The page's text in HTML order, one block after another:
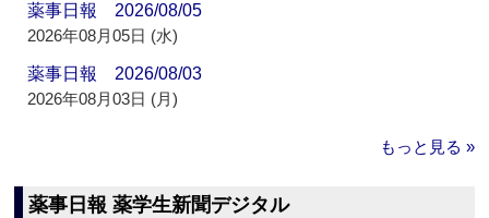
薬事日報 2026/08/05
2026年08月05日 (水)
薬事日報 2026/08/03
2026年08月03日 (月)
もっと見る »
薬事日報 薬学生新聞デジタル